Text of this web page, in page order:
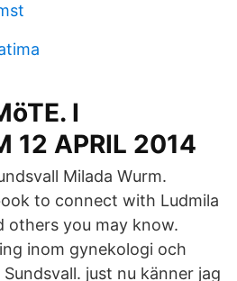
I
12 APRIL 2014
Milada Wurm.
to connect with Ludmila
others you may know.
inom gynekologi och
just nu känner jag